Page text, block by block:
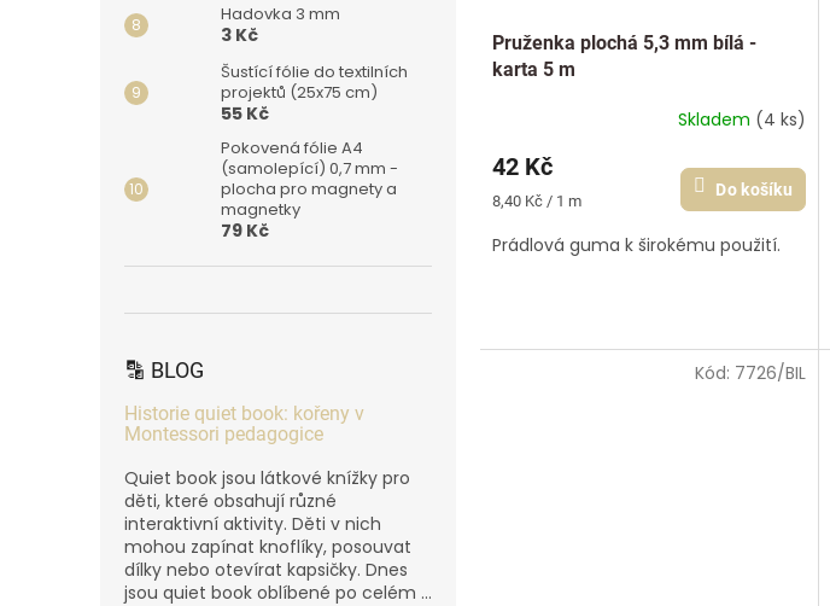
Hadovka 3 mm
3 Kč
Šustící fólie do textilních
projektů (25x75 cm)
55 Kč
Pokovená fólie A4
(samolepící) 0,7 mm -
plocha pro magnety a
magnetky
79 Kč
🔡 BLOG
Historie quiet book: kořeny v
Montessori pedagogice
Quiet book jsou látkové knížky pro
děti, které obsahují různé
interaktivní aktivity. Děti v nich
mohou zapínat knoflíky, posouvat
dílky nebo otevírat kapsičky. Dnes
jsou quiet book oblíbené po celém ...
Pruženka plochá 5,3 mm bílá -
karta 5 m
Skladem (4 ks)
42 Kč
Měrná
8,40 Kč / 1 m
Do košíku
Prádlová guma k širokému použití.
Kód: 7726/BIL